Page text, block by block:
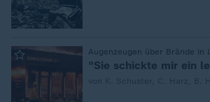
Augenzeugen über Brände in
"Sie schickte mir ein